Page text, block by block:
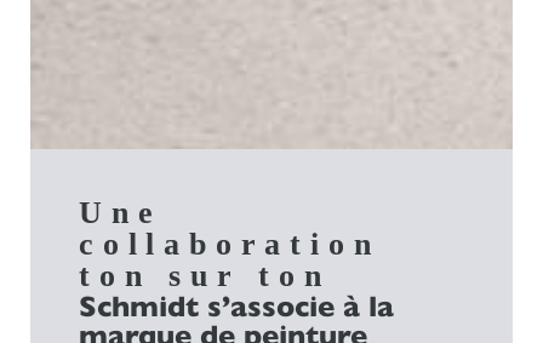
Une
collaboration
ton sur ton
Schmidt s’associe à la
marque de peinture